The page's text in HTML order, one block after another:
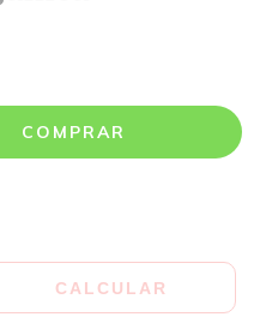
CALCULAR